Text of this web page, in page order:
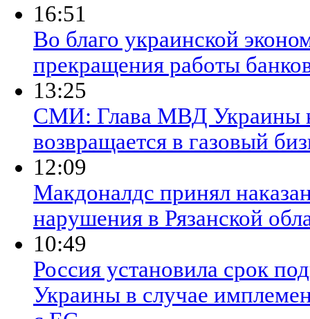
16:51
Во благо украинской
прекращения работы
13:25
СМИ: Глава МВД Украины
возвращается в газовый
12:09
Макдоналдс принял
нарушения в Рязанской
10:49
Россия установила срок
Украины в случае